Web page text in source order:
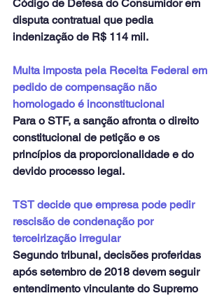
Código de Defesa do Consumidor em
disputa contratual que pedia
indenização de R$ 114 mil.
Multa imposta pela Receita Federal em
pedido de compensação não
homologado é inconstitucional
Para o STF, a sanção afronta o direito
constitucional de petição e os
princípios da proporcionalidade e do
devido processo legal.
TST decide que empresa pode pedir
rescisão de condenação por
terceirização irregular
Segundo tribunal, decisões proferidas
após setembro de 2018 devem seguir
entendimento vinculante do Supremo